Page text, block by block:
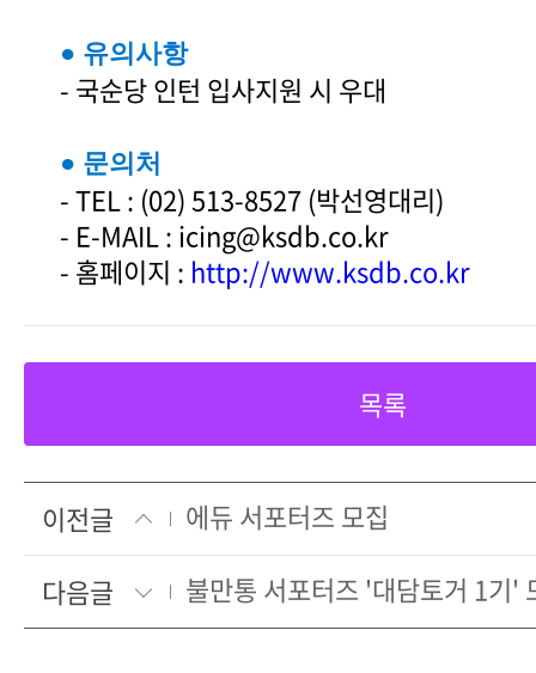
● 유의사항
- 국순당 인턴 입사지원 시 우대
● 문의처
- TEL : (02) 513-8527 (박선영대리)
- E-MAIL : icing@ksdb.co.kr
- 홈페이지 : http://www.ksdb.co.kr
목록
이전글
에듀 서포터즈 모집
다음글
불만통 서포터즈 '대담토거 1기'